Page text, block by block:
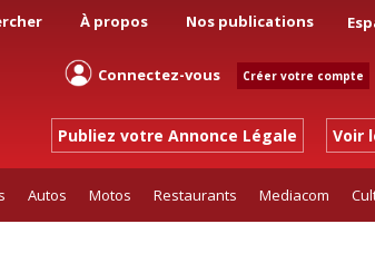
À propos Nos publications
Connectez-vous Créer votre compte
Publiez votre Annonce Légale Voir
Autos Motos Restaurants Mediacom